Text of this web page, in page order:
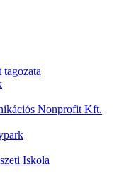
Nonprofit Kft.
Iskola